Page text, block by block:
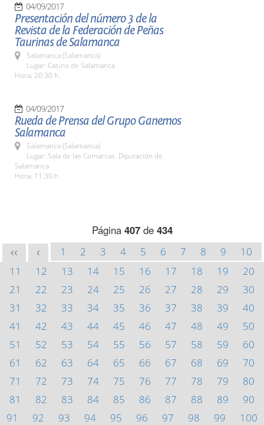
04/09/2017
Presentación del número 3 de la
Revista de la Federación de Peñas
Taurinas de Salamanca
Salamanca (Salamanca)
Lugar: Casino de Salamanca
Hora: 20:30 h.
04/09/2017
Rueda de Prensa del Grupo Ganemos
Salamanca
Salamanca (Salamanca)
Lugar: Sala de las Comarcas. Diputación de
Salamanca
Hora: 11:30 h.
Página 407de 434
<< < 1 2 3 4 5 6 7 8 9
10
11
12 13 14 15 16 17 18 19
20
21
22 23 24 25 26 27 28 29
30
31
32 33 34 35 36 37 38 39
40
41
42 43 44 45 46 47 48 49
50
51
52 53 54 55 56 57 58 59
60
61
62 63 64 65 66 67 68 69
70
71
72 73 74 75 76 77 78 79
80
81
82 83 84 85 86 87 88 89
90
91
92 93 94 95 96 97 98 99
100